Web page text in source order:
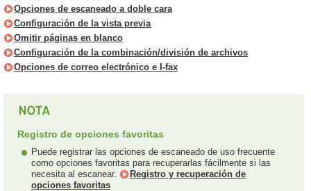
Opciones de escaneado a doble cara
Configuración de la vista previa
Omitir páginas en blanco
Configuración de la combinación/división de archivos
Opciones de correo electrónico e I-fax
Registro de opciones favoritas
Puede registrar las opciones de escaneado de uso frecuente
como opciones favoritas para recuperarlas fácilmente si las
necesita al escanear.
Registro y recuperación de
opciones favoritas